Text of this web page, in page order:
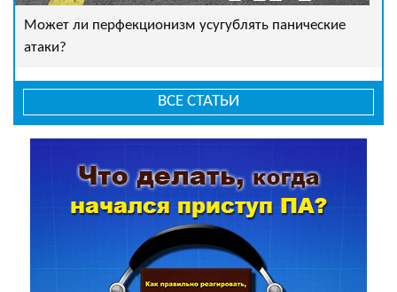
Может ли перфекционизм усугублять панические
атаки?
ВСЕ СТАТЬИ